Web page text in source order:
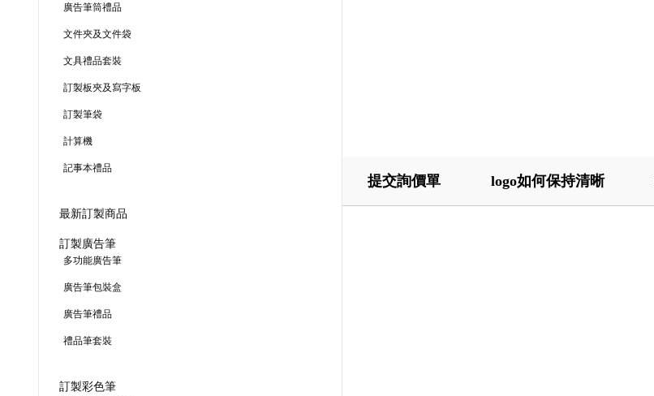
提交詢價單 logo如何保持清晰
廣告筆筒禮品
文件夾及文件袋
文具禮品套裝
訂製板夾及寫字板
訂製筆袋
計算機
記事本禮品
最新訂製商品
訂製廣告筆
多功能廣告筆
廣告筆包裝盒
廣告筆禮品
禮品筆套裝
訂製彩色筆